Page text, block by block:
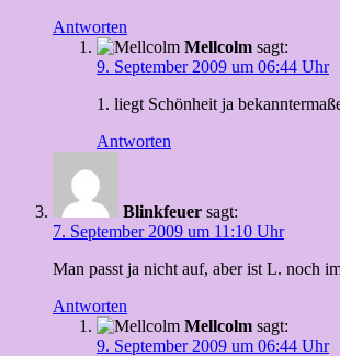
Antworten
Mellcolm sagt:
9. September 2009 um 06:44 Uhr
1. liegt Schönheit ja
Antworten
Blinkfeuer sagt:
7. September 2009 um 11:10 Uhr
Man passt ja nicht auf, aber ist L. noch
Antworten
Mellcolm sagt:
9. September 2009 um 06:44 Uhr